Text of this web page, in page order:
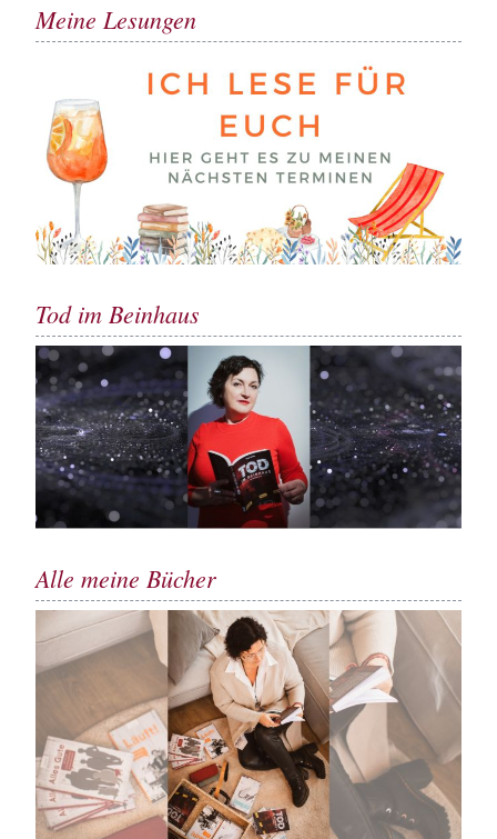
Meine Lesungen
Tod im Beinhaus
Alle meine Bücher